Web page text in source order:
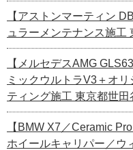
【アストンマーティン
ュラーメンテナンス施工
【メルセデスAMG
ミックウルトラV3＋オ
ティング施工 東京都世田
【BMW X7／Ceramic
ホイールキャリパー／ウ